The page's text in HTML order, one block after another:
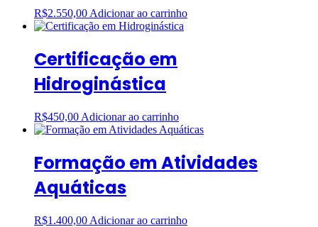
R$2.550,00 Adicionar ao carrinho
Certificação em
Hidroginástica
R$450,00 Adicionar ao carrinho
Formação em Atividades
Aquáticas
R$1.400,00 Adicionar ao carrinho